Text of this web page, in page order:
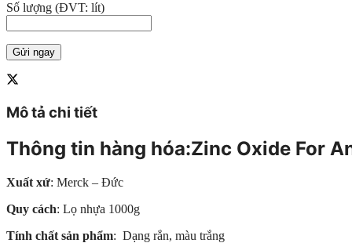
Số lượng (ĐVT: lít)
Mô tả chi tiết
Thông tin hàng hóa:Zinc Oxide For
Xuất xứ: Merck – Đức
Quy cách: Lọ nhựa 1000g
Tính chất sản phẩm: Dạng rắn, màu trắng